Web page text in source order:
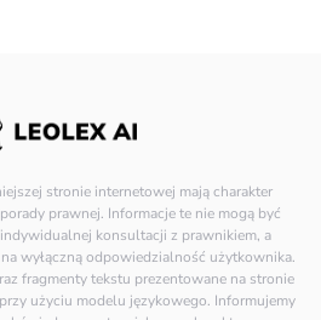
stronie internetowej mają charakter
prawnej. Informacje te nie mogą być
konsultacji z prawnikiem, a
wyłączną odpowiedzialność użytkownika.
fragmenty tekstu prezentowane na stronie
użyciu modelu językowego. Informujemy